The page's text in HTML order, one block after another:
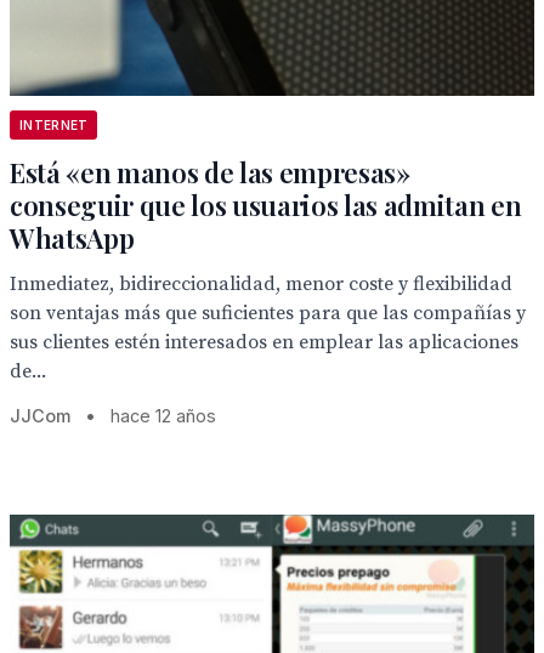
INTERNET
Está «en manos de las empresas»
conseguir que los usuarios las admitan en
WhatsApp
Inmediatez, bidireccionalidad, menor coste y flexibilidad
son ventajas más que suficientes para que las compañías y
sus clientes estén interesados en emplear las aplicaciones
de...
JJCom • hace 12 años